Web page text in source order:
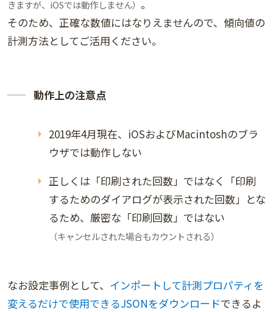
きますが、iOSでは動作しません） 。
そのため、正確な数値にはなりえませんので、傾向値の
計測方法としてご活用ください。
動作上の注意点
2019年4月現在、iOSおよびMacintoshのブラ
ウザでは動作しない
正しくは「印刷された回数」ではなく「印刷
するためのダイアログが表示された回数」とな
るため、厳密な「印刷回数」ではない
（キャンセルされた場合もカウントされる）
なお設定事例として、 インポートして計測プロパティを
変えるだけで使用できるJSONをダウンロードできるよ